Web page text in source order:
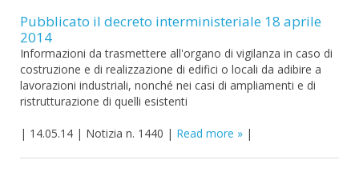
Pubblicato il decreto interministeriale 18 aprile
2014
Informazioni da trasmettere all'organo di vigilanza in caso di
costruzione e di realizzazione di edifici o locali da adibire a
lavorazioni industriali, nonché nei casi di ampliamenti e di
ristrutturazione di quelli esistenti
| 14.05.14 | Notizia n. 1440 | Read more |